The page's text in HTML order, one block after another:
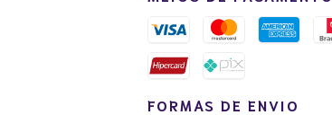
FORMAS DE ENVIO